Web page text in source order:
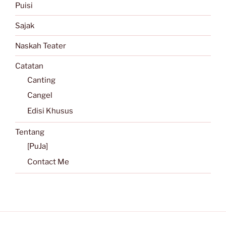
Puisi
Sajak
Naskah Teater
Catatan
Canting
Cangel
Edisi Khusus
Tentang
[PuJa]
Contact Me